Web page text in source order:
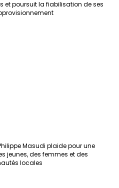
et poursuit la fiabilisation de ses
Masudi plaide pour une
jeunes, des femmes et des
locales